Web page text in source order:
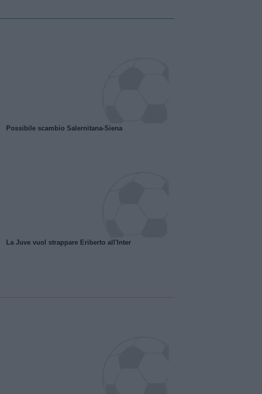
Possibile scambio Salernitana-Siena
La Juve vuol strappare Eriberto all'Inter